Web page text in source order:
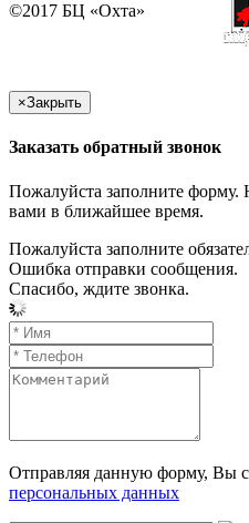
©2017 БЦ «Охта»
×Закрыть
Заказать обратный звонок
Пожалуйста заполните форму.
вами в ближайшее время.
Пожалуйста заполните
Ошибка отправки сообщения.
Спасибо, ждите звонка.
Отправляя данную форму, Вы
персональных данных